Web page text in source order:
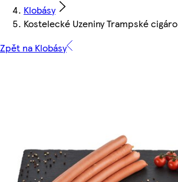
Klobásy
Kostelecké Uzeniny Trampské cigáro
Zpět na Klobásy